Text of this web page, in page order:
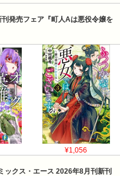
発売フェア『町人Aは悪役令嬢を
¥1,056
クス・エース 2026年8月刊新刊